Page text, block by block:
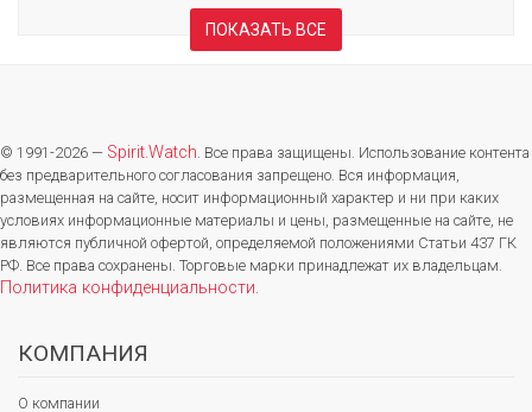
ПОКАЗАТЬ ВСЕ
© 1991-2026 — Spirit.Watch. Все права защищены. Использование контента
без предварительного согласования запрещено. Вся информация,
размещенная на сайте, носит информационный характер и ни при каких
условиях информационные материалы и цены, размещенные на сайте, не
являются публичной офертой, определяемой положениями Статьи 437 ГК
РФ. Все права сохранены. Торговые марки принадлежат их владельцам.
Политика конфиденциальности.
КОМПАНИЯ
О компании